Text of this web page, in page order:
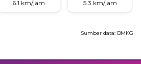
6.1 km/jam
5.3 km/jam
Sumber data: BMKG